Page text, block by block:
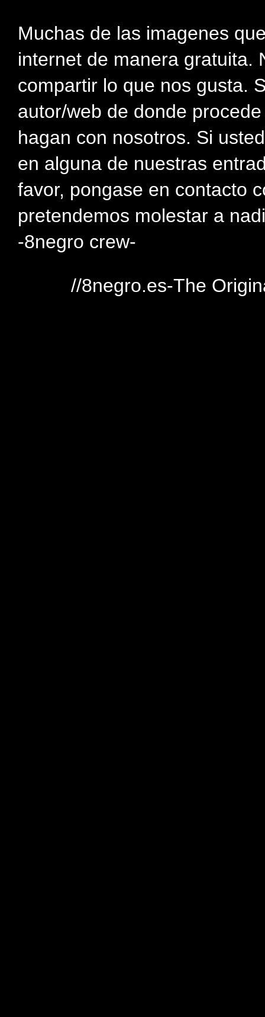
Muchas de las imagenes
internet de manera gratuita.
compartir lo que nos gusta.
autor/web de donde
hagan con nosotros. Si
en alguna de nuestras
favor, pongase en contacto
pretendemos molestar a
-8negro crew-
//8negro.es-The